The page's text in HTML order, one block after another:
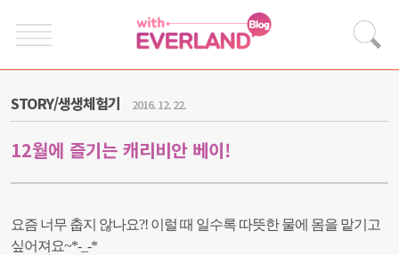
STORY/생생체험기 2016. 12. 22.
12월에 즐기는 캐리비안 베이!
요즘 너무 춥지 않나요?! 이럴 때 일수록 따뜻한 물에 몸을 맡기고
싶어져요~*-_-*